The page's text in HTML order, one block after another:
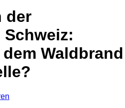
der
Waldbrand